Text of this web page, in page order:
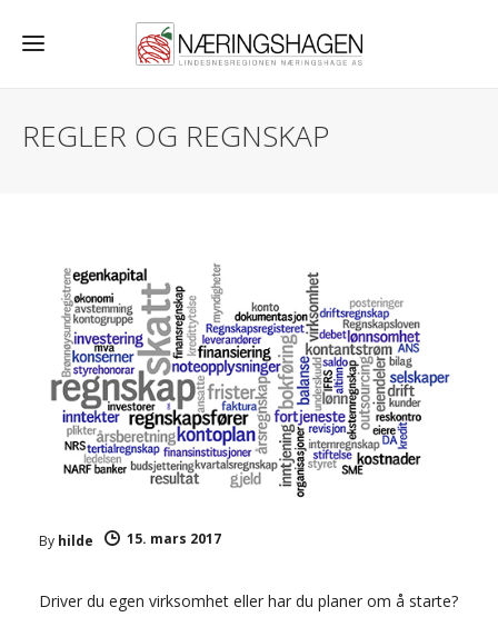
REGLER OG REGNSKAP
By hilde 15. mars 2017
Driver du egen virksomhet eller har du planer om å starte?